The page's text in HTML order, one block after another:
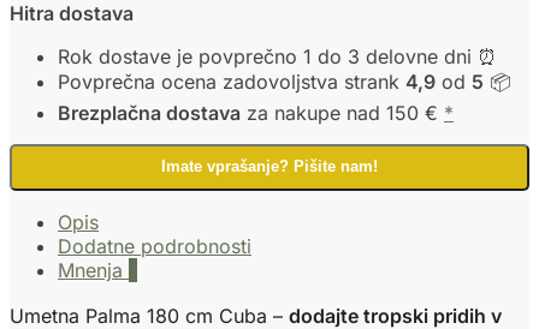
Hitra dostava
Rok dostave je povprečno 1 do 3 delovne dni ⏰
Povprečna ocena zadovoljstva strank 4,9 od 5 📦
Brezplačna dostava za nakupe nad 150 € *
Imate vprašanje? Pišite nam!
Opis
Dodatne podrobnosti
Mnenja
Umetna Palma 180 cm Cuba – dodajte tropski pridih v